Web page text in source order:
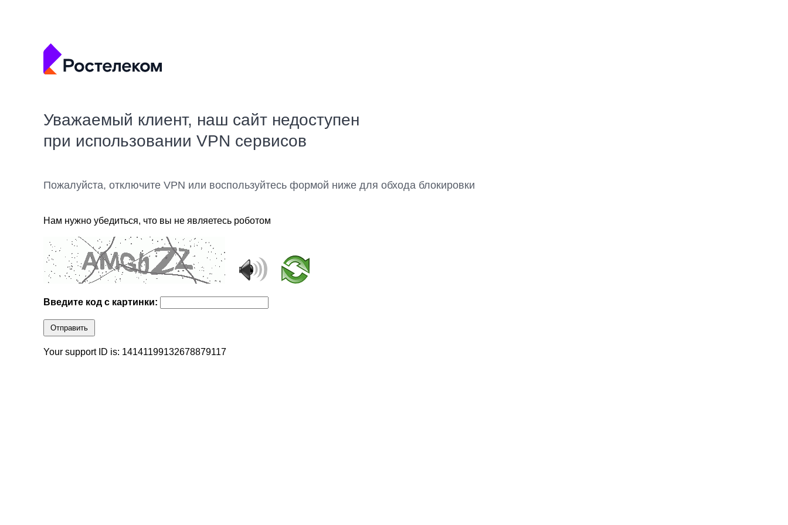
Уважаемый клиент, наш сайт недоступен
при использовании VPN сервисов
Пожалуйста, отключите VPN или воспользуйтесь формой ниже для обхода блокировки
Нам нужно убедиться, что вы не являетесь роботом
Введите код с картинки:
Отправить
Your support ID is: 14141199132678879117